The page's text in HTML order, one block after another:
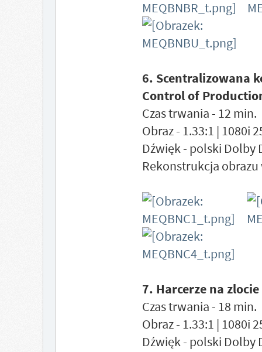
6. Scentralizowana
Control of
Czas trwania - 12 min.
Obraz - 1.33:1 | 1080i
Dźwięk - polski Dolby
Rekonstrukcja obrazu
7. Harcerze na
Czas trwania - 18 min.
Obraz - 1.33:1 | 1080i
Dźwięk - polski Dolby